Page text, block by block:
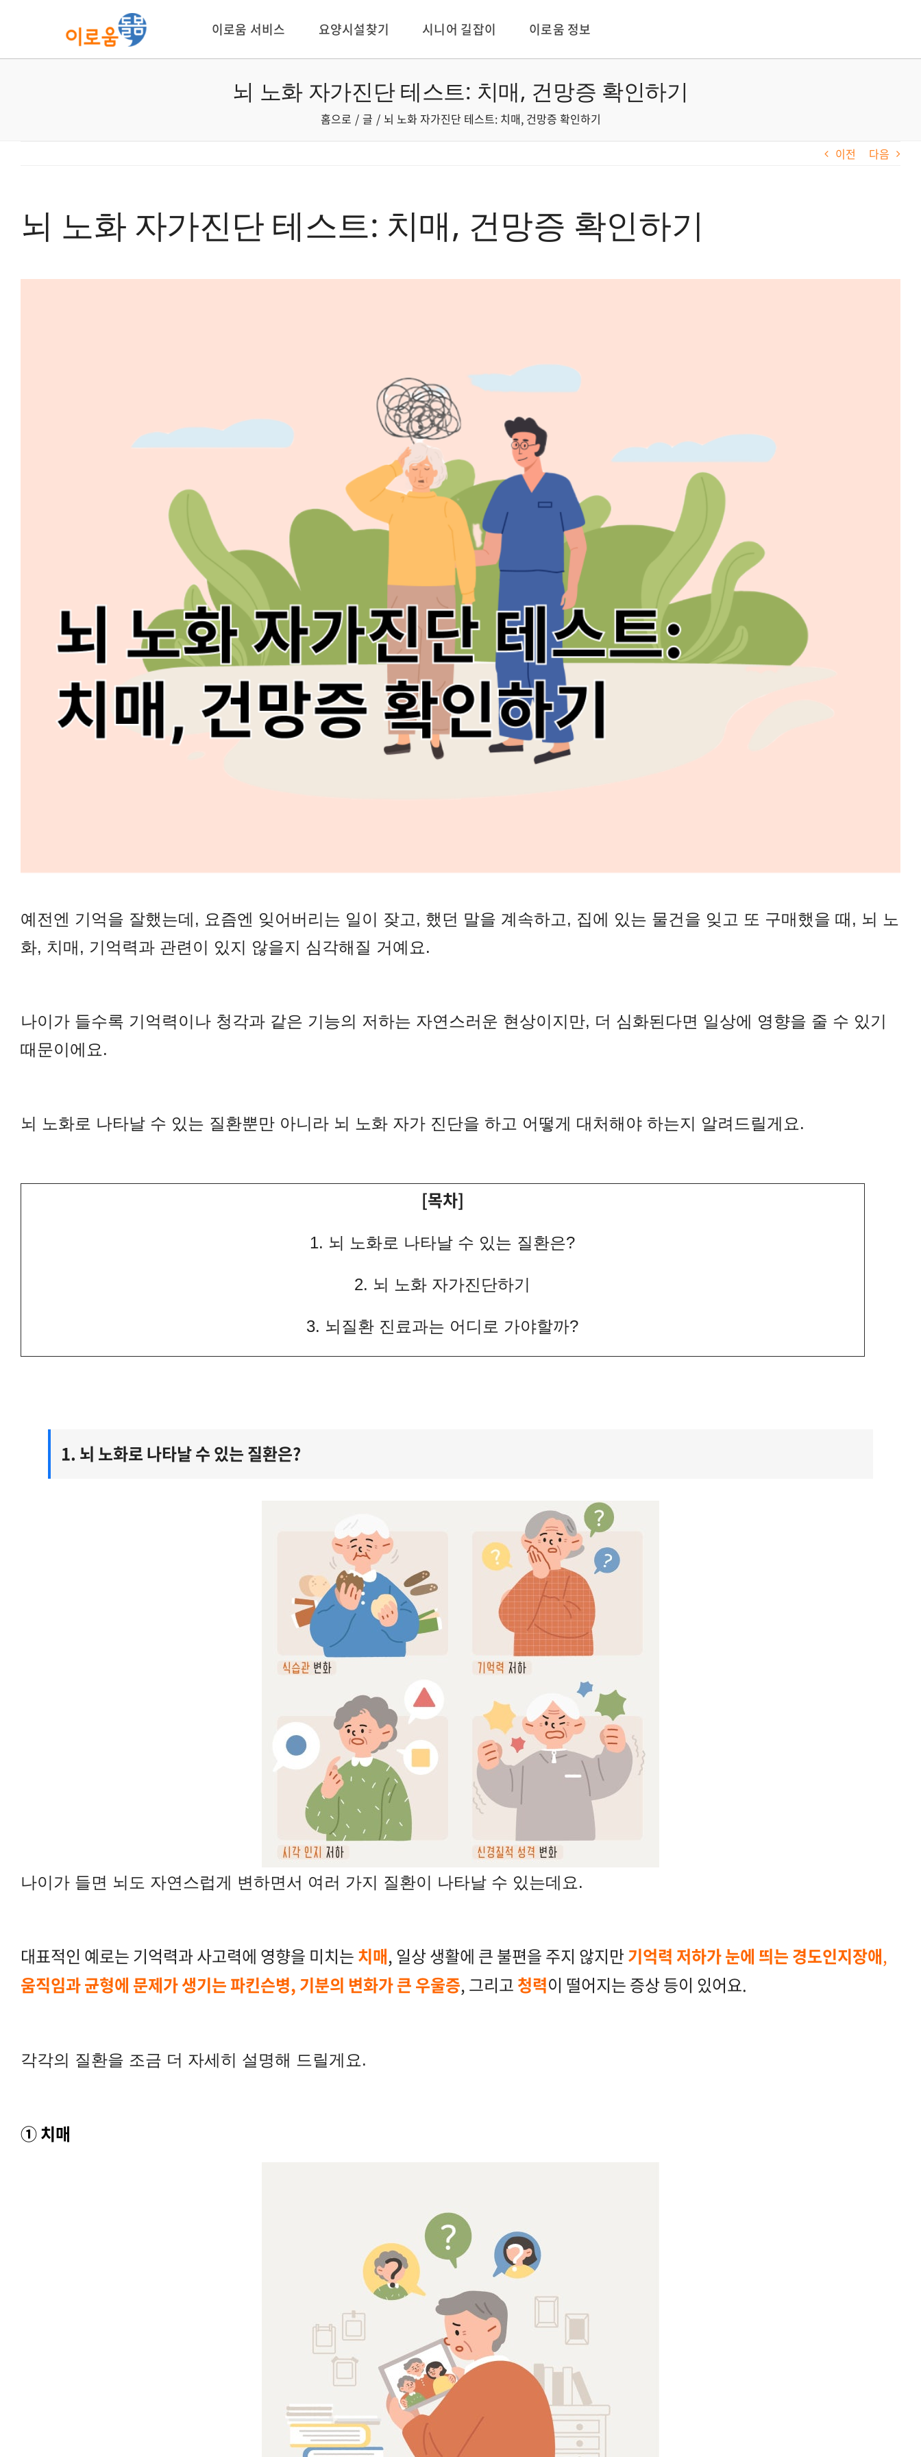
로
이로움 서비스 요양시설찾기 시니어 길잡이 이로움 정보
뇌 노화 자가진단 테스트: 치매, 건망증 확인하기
홈으로 글 뇌 노화 자가진단 테스트: 치매, 건망증 확인하기
이전 다음
뇌 노화 자가진단 테스트: 치매, 건망증 확인하기
예전엔 기억을 잘했는데, 요즘엔 잊어버리는 일이 잦고, 했던 말을 계속하고, 집에 있는 물건을 잊고 또 구매했을 때, 뇌 노
화, 치매, 기억력과 관련이 있지 않을지 심각해질 거예요.
나이가 들수록 기억력이나 청각과 같은 기능의 저하는 자연스러운 현상이지만, 더 심화된다면 일상에 영향을 줄 수 있기
때문이에요.
뇌 노화로 나타날 수 있는 질환뿐만 아니라 뇌 노화 자가 진단을 하고 어떻게 대처해야 하는지 알려드릴게요.
[목차]
1. 뇌 노화로 나타날 수 있는 질환은?
2. 뇌 노화 자가진단하기
3. 뇌질환 진료과는 어디로 가야할까?
1. 뇌 노화로 나타날 수 있는 질환은?
나이가 들면 뇌도 자연스럽게 변하면서 여러 가지 질환이 나타날 수 있는데요.
대표적인 예로는 기억력과 사고력에 영향을 미치는치매, 일상 생활에 큰 불편을 주지 않지만기억력 저하가 눈에 띄는 경도인지장애,
움직임과 균형에 문제가 생기는 파킨슨병, 기분의 변화가 큰 우울증, 그리고청력이 떨어지는 증상 등이 있어요.
각각의 질환을 조금 더 자세히 설명해 드릴게요.
① 치매